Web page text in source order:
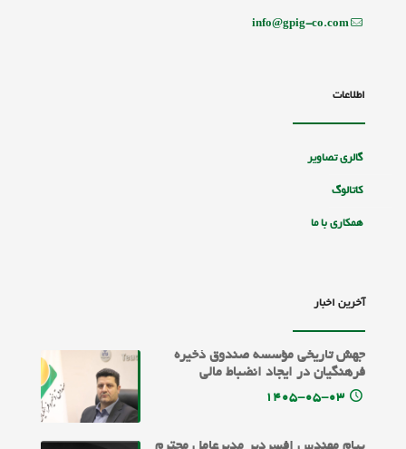
info@gpig-co.com
اطلاعات
گالری تصاویر
کاتالوگ
همکاری با ما
آخرین اخبار
جهش تاریخی مؤسسه صندوق ذخیره
فرهنگیان در ایجاد انضباط مالی
۱۴۰۵-۰۵-۰۳